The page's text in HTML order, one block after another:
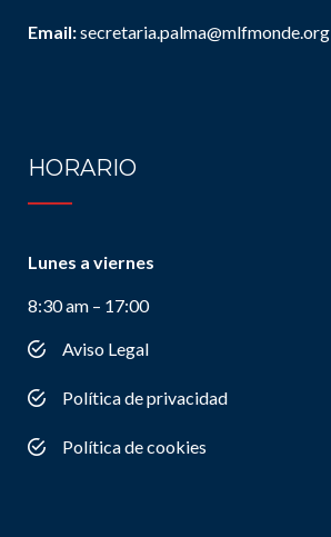
Email:secretaria.palma@mlfmonde.org
HORARIO
Lunes a viernes
8:30 am – 17:00
Aviso Legal
Política de privacidad
Política de cookies